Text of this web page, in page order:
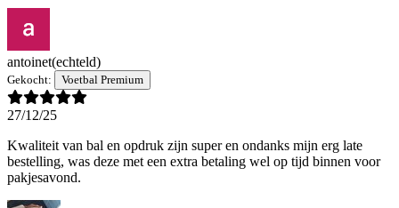
antoinet(echteld)
Gekocht: Voetbal Premium
27/12/25
Kwaliteit van bal en opdruk zijn super en ondanks mijn erg late
bestelling, was deze met een extra betaling wel op tijd binnen voor
pakjesavond.